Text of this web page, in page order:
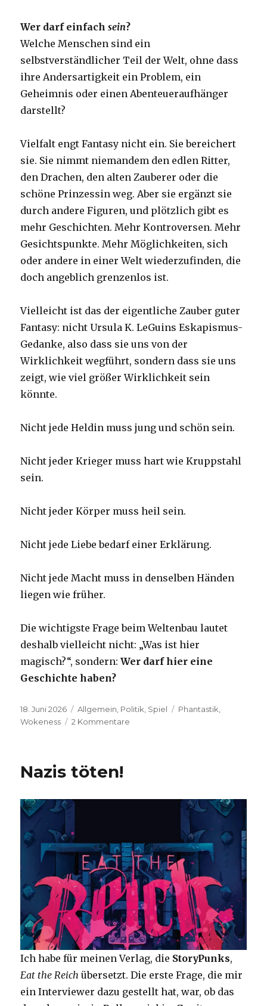
Wer darf einfachsein?
Welche Menschen sind ein
selbstverständlicher Teil der Welt, ohne dass
ihre Andersartigkeit ein Problem, ein
Geheimnis oder einen Abenteueraufhänger
darstellt?
Vielfalt engt Fantasy nicht ein. Sie bereichert
sie. Sie nimmt niemandem den edlen Ritter,
den Drachen, den alten Zauberer oder die
schöne Prinzessin weg. Aber sie ergänzt sie
durch andere Figuren, und plötzlich gibt es
mehr Geschichten. Mehr Kontroversen. Mehr
Gesichtspunkte. Mehr Möglichkeiten, sich
oder andere in einer Welt wiederzufinden, die
doch angeblich grenzenlos ist.
Vielleicht ist das der eigentliche Zauber guter
Fantasy: nicht Ursula K. LeGuins Eskapismus-
Gedanke, also dass sie uns von der
Wirklichkeit wegführt, sondern dass sie uns
zeigt, wie viel größer Wirklichkeit sein
könnte.
Nicht jede Heldin muss jung und schön sein.
Nicht jeder Krieger muss hart wie Kruppstahl
sein.
Nicht jeder Körper muss heil sein.
Nicht jede Liebe bedarf einer Erklärung.
Nicht jede Macht muss in denselben Händen
liegen wie früher.
Die wichtigste Frage beim Weltenbau lautet
deshalb vielleicht nicht: „Was ist hier
magisch?“, sondern:Wer darf hier eine
Geschichte haben?
Veröffentlicht
am
18. Juni 2026 Kategorien
Allgemein Politik Spiel Schlagwörter
Phantastik
Wokeness
2 Kommentare
Nazis töten!
Ich habe für meinen Verlag, die StoryPunks,
Eat the Reich übersetzt. Die erste Frage, die mir
ein Interviewer dazu gestellt hat, war, ob das